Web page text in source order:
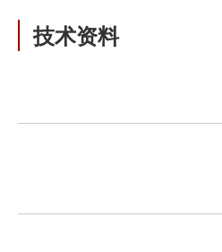
技术资料